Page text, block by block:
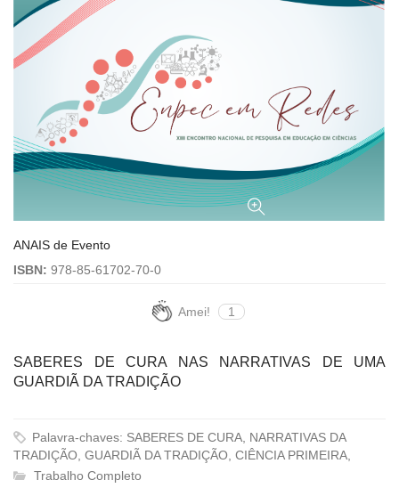
ANAIS de Evento
ISBN: 978-85-61702-70-0
Amei! 1
SABERES DE CURA NAS NARRATIVAS DE UMA
GUARDIÃ DA TRADIÇÃO
Palavra-chaves: SABERES DE CURA, NARRATIVAS DA
TRADIÇÃO, GUARDIÃ DA TRADIÇÃO, CIÊNCIA PRIMEIRA,
Trabalho Completo